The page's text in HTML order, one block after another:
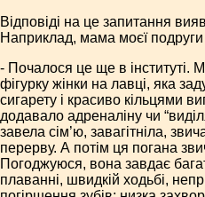
Відповіді на це запитання
Наприклад, мама моєї подруги
- Почалося це ще в інституті.
фігурку жінки на лавці, яка
сигарету і красиво кільцями
додавало адреналіну чи
завела сім’ю, завагітніла,
перерву. А потім ця погана
Погоджуюся, вона завдає
плаванні, швидкій ходьбі,